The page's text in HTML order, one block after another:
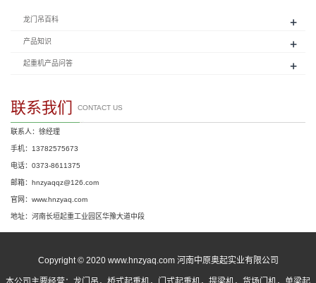
龙门吊百科 +
产品知识 +
起重机产品问答 +
联系我们 CONTACT US
联系人：徐经理
手机：13782575673
电话：0373-8611375
邮箱：hnzyaqqz@126.com
官网：www.hnzyaq.com
地址：河南长垣起重工业园区华豫大道中段
Copyright © 2020 www.hnzyaq.com 河南中原奥起实业有限公司